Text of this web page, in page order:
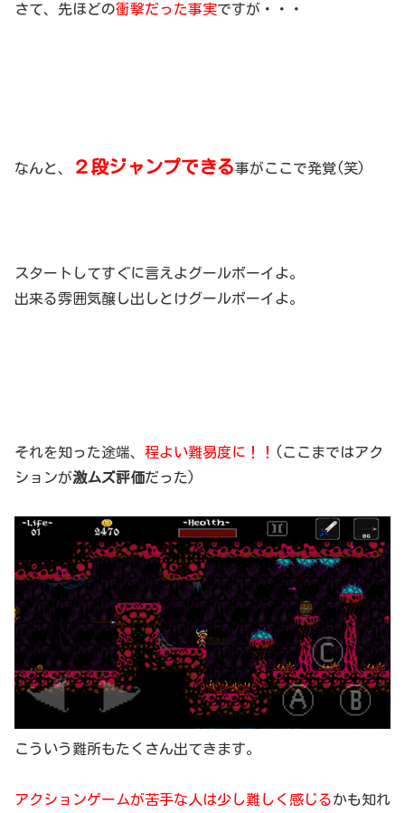
さて、先ほどの衝撃だった事実ですが・・・
なんと、 ２段ジャンプできる事がここで発覚(笑)
スタートしてすぐに言えよグールボーイよ。
出来る雰囲気醸し出しとけグールボーイよ。
それを知った途端、 程よい難易度に！！ (ここまではアク
ションが激ムズ評価だった)
こういう難所もたくさん出てきます。
アクションゲームが苦手な人は少し難しく感じるかも知れ